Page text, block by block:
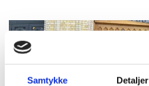
Samtykke Detaljer